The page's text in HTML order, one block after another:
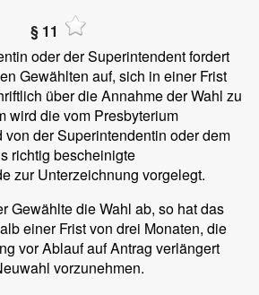
§ 11
oder der Superintendent fordert
Gewählten auf, sich in einer Frist
über die Annahme der Wahl zu
wird die vom Presbyterium
von der Superintendentin oder dem
richtig bescheinigte
zur Unterzeichnung vorgelegt.
Gewählte die Wahl ab, so hat das
einer Frist von drei Monaten, die
vor Ablauf auf Antrag verlängert
vorzunehmen.